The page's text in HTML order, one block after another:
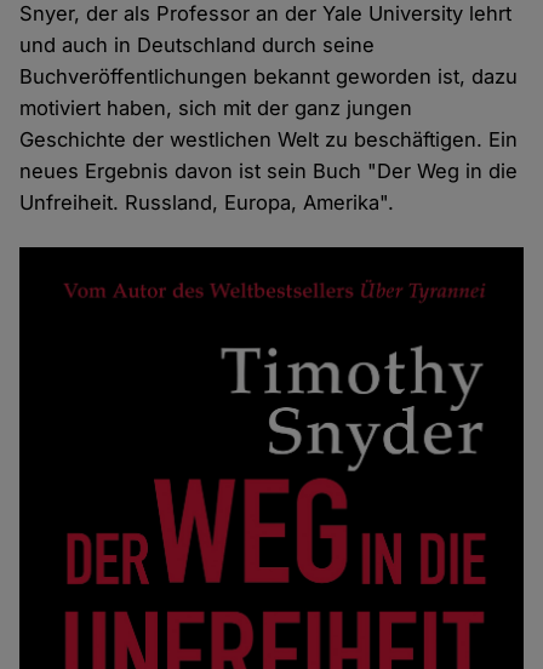
Snyer, der als Professor an der Yale University lehrt
und auch in Deutschland durch seine
Buchveröffentlichungen bekannt geworden ist, dazu
motiviert haben, sich mit der ganz jungen
Geschichte der westlichen Welt zu beschäftigen. Ein
neues Ergebnis davon ist sein Buch "Der Weg in die
Unfreiheit. Russland, Europa, Amerika".